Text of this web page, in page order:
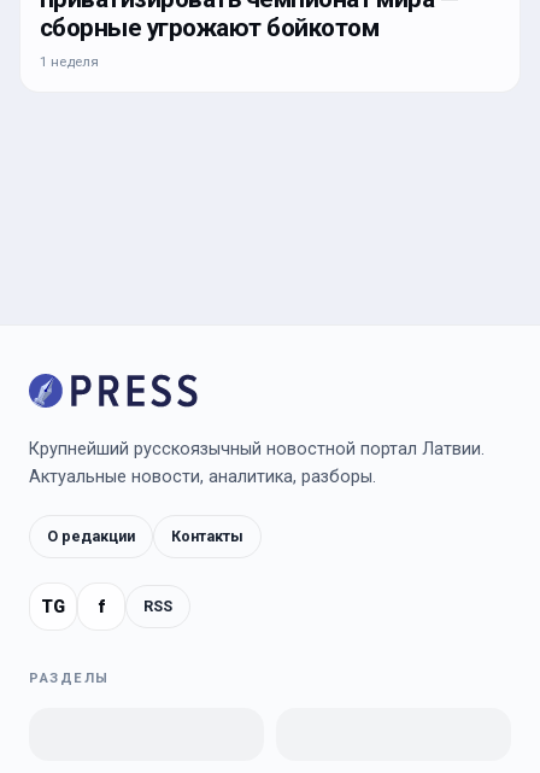
сборные угрожают бойкотом
1 неделя
Крупнейший русскоязычный новостной портал Латвии.
Актуальные новости, аналитика, разборы.
О редакции Контакты
TG f RSS
РАЗДЕЛЫ